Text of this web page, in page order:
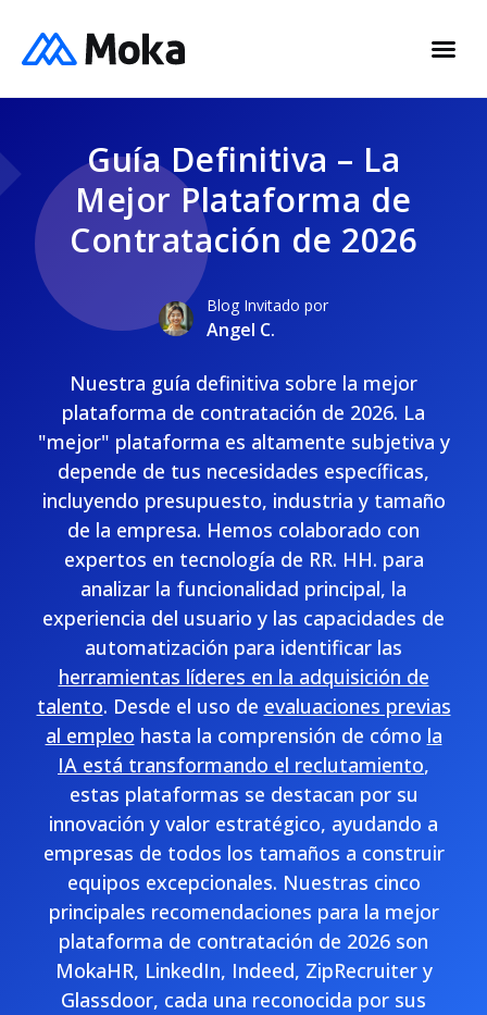
Guía Definitiva – La
Mejor Plataforma de
Contratación de 2026
Blog Invitado por
Angel C.
Nuestra guía definitiva sobre la mejor
plataforma de contratación de 2026. La
"mejor" plataforma es altamente subjetiva y
depende de tus necesidades específicas,
incluyendo presupuesto, industria y tamaño
de la empresa. Hemos colaborado con
expertos en tecnología de RR. HH. para
analizar la funcionalidad principal, la
experiencia del usuario y las capacidades de
automatización para identificar las
herramientas líderes en la adquisición de
talento. Desde el uso de evaluaciones previas
al empleo hasta la comprensión de cómo la
IA está transformando el reclutamiento,
estas plataformas se destacan por su
innovación y valor estratégico, ayudando a
empresas de todos los tamaños a construir
equipos excepcionales. Nuestras cinco
principales recomendaciones para la mejor
plataforma de contratación de 2026 son
MokaHR, LinkedIn, Indeed, ZipRecruiter y
Glassdoor, cada una reconocida por sus